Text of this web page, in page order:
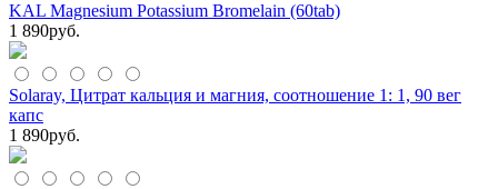
KAL Magnesium Potassium Bromelain (60tab)
1 890руб.
Solaray, Цитрат кальция и магния, соотношение 1: 1, 90 вег
капс
1 890руб.